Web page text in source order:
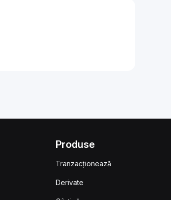
Produse
Tranzacționează
Derivate